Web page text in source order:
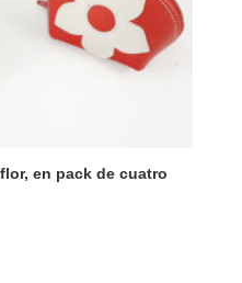
en pack de cuatro